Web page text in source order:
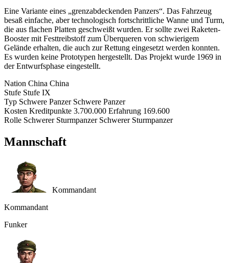
Eine Variante eines „grenzabdeckenden Panzers“. Das Fahrzeug
besaß einfache, aber technologisch fortschrittliche Wanne und Turm,
die aus flachen Platten geschweißt wurden. Er sollte zwei Raketen-
Booster mit Festtreibstoff zum Überqueren von schwierigem
Gelände erhalten, die auch zur Rettung eingesetzt werden konnten.
Es wurden keine Prototypen hergestellt. Das Projekt wurde 1969 in
der Entwurfsphase eingestellt.
Nation China China
Stufe Stufe IX
Typ Schwere Panzer Schwere Panzer
Kosten Kreditpunkte 3.700.000 Erfahrung 169.600
Rolle Schwerer Sturmpanzer Schwerer Sturmpanzer
Mannschaft
Kommandant
Kommandant
Funker